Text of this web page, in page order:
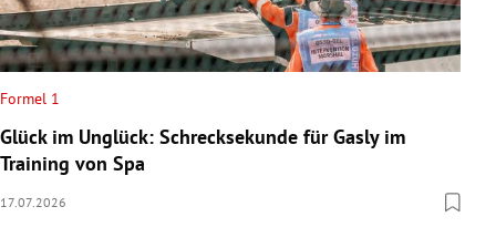
Formel 1
Glück im Unglück: Schrecksekunde für Gasly im
Training von Spa
17.07.2026